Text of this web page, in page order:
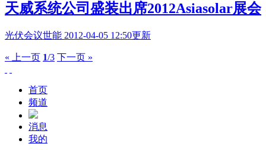
天威系统公司盛装出席2012Asiasolar展会
光伏会议世能 2012-04-05 12:50更新
« 上一页 1/3 下一页 »
首页
频道
消息
我的